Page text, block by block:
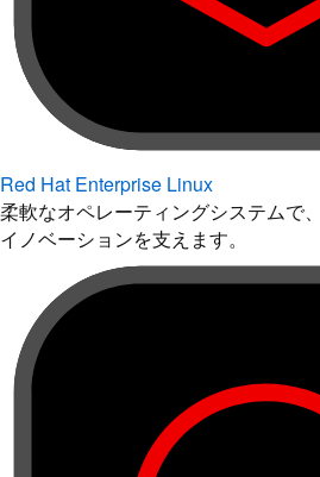
Red Hat Enterprise Linux
柔軟なオペレーティングシステムで
イノベーションを支えます。